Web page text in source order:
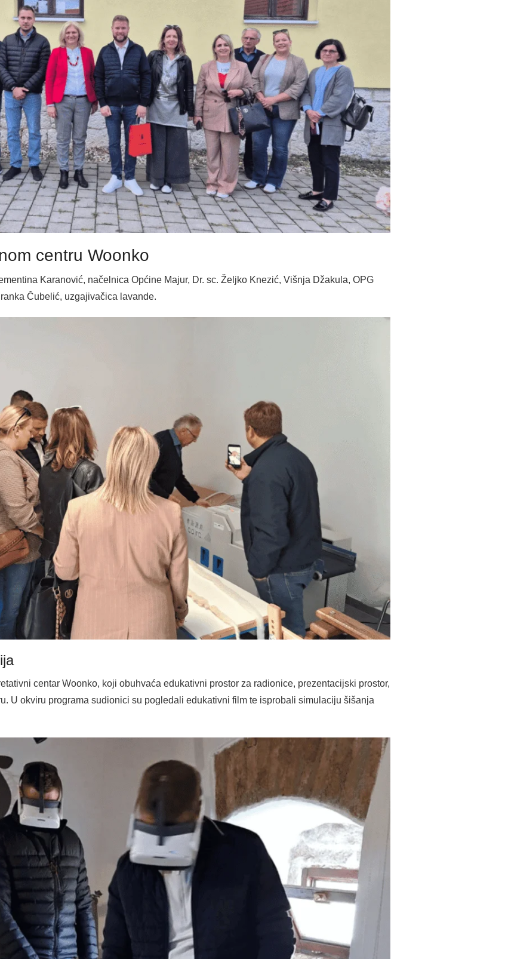
centru Woonko
Karanović, načelnica Općine Majur , Dr. sc. Željko Knezić , Višnja Džakula, OPG
Čubelić, uzgajivačica lavande.
centar Woonko, koji obuhvaća edukativni prostor za radionice, prezentacijski prostor,
U okviru programa sudionici su pogledali edukativni film te isprobali simulaciju šišanja